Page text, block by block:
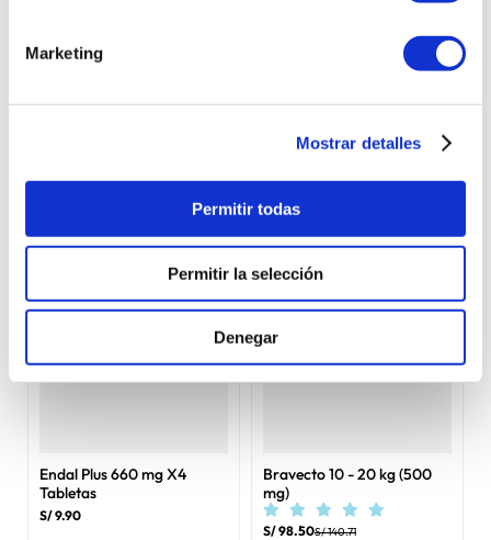
Marketing
Mostrar detalles
Permitir todas
Permitir la selección
Denegar
Más reciente
VISTOS RECIENTEMENTE
Endal Plus 660 mg X4
Tabletas
S/9.90
Bravecto 10 - 20 kg (500
mg)
S/98.50S/140.71